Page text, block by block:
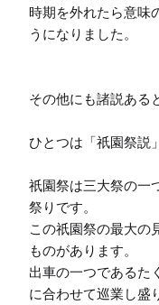
時期を外れたら意味
うになりました。
その他にも諸説ある
ひとつは「祇園祭説
祇園祭は三大祭の一
祭りです。
この祇園祭の最大の
ものがあります。
出車の一つであるた
に合わせて巡業し盛